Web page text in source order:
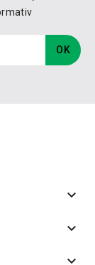


